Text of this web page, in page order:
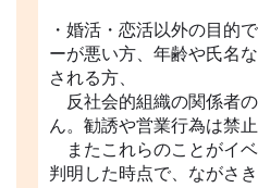
・婚活・恋活以外の目的
ーが悪い方、年齢や氏名
される方、
反社会的組織の関係者
ん。勧誘や営業行為は禁止
またこれらのことがイ
判明した時点で、ながさ